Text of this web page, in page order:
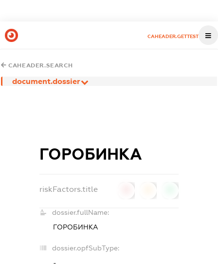
CAHEADER.GETTEST
CAHEADER.SEARCH
document.dossier
ГОРОБИНКА
riskFactors.title
dossier.fullName:
ГОРОБИНКА
dossier.opfSubType:
-